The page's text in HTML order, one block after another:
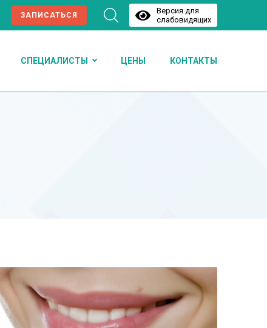
ЗАПИСАТЬСЯ
Версия для
слабовидящих
СПЕЦИАЛИСТЫ ЦЕНЫ КОНТАКТЫ